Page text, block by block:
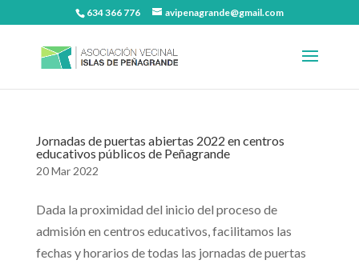
634 366 776 avipenagrande@gmail.com
Jornadas de puertas abiertas 2022 en centros
educativos públicos de Peñagrande
20 Mar 2022
Dada la proximidad del inicio del proceso de
admisión en centros educativos, facilitamos las
fechas y horarios de todas las jornadas de puertas